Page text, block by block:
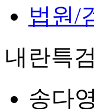
법원/
내란특
송다